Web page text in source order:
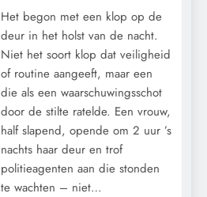
Het begon met een klop op de
deur in het holst van de nacht.
Niet het soort klop dat veiligheid
of routine aangeeft, maar een
die als een waarschuwingsschot
door de stilte ratelde. Een vrouw,
half slapend, opende om 2 uur ’s
nachts haar deur en trof
politieagenten aan die stonden
te wachten – niet…